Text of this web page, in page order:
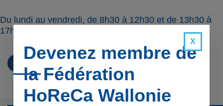
Du lundi au vendredi, de 8h30 à 12h30 et de 13h30 à
17h00
Devenez membre de
la Fédération
HoReCa Wallonie